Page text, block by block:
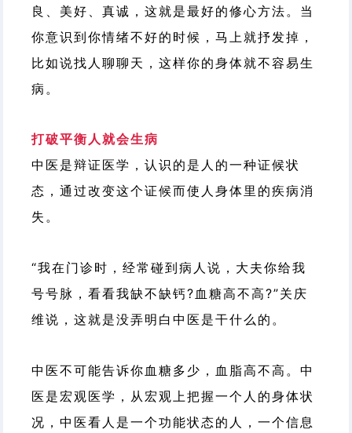
良、美好、真诚，这就是最好的修心方法。当
你意识到你情绪不好的时候，马上就抒发掉，
比如说找人聊聊天，这样你的身体就不容易生
病 。
打破平衡人就会生病
中医是辩证医学，认识的是人的一种证候状
态，通过改变这个证候而使人身体里的疾病消
失。
“我在门诊时，经常碰到病人说，大夫你给我
号号脉，看看我缺不缺钙?血糖高不高?”关庆
维说，这就是没弄明白中医是干什么的。
中医不可能告诉你血糖多少，血脂高不高。中
医是宏观医学，从宏观上把握一个人的身体状
况，中医看人是一个功能状态的人，一个信息